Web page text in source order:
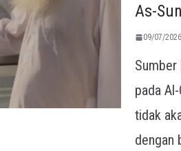
As-
09/07/2026
Sumber
pada
tidak
dengan